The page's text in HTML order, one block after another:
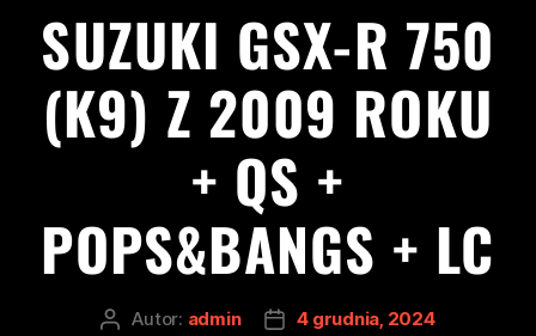
SUZUKI GSX-R 750
(K9) Z 2009 ROKU
+ QS +
POPS&BANGS + LC
Autor: admin
4 grudnia, 2024